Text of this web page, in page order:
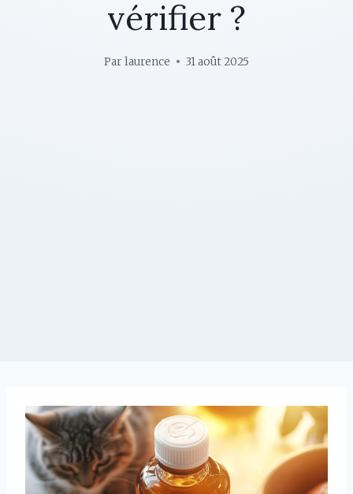
vérifier ?
Par laurence 31 août 2025